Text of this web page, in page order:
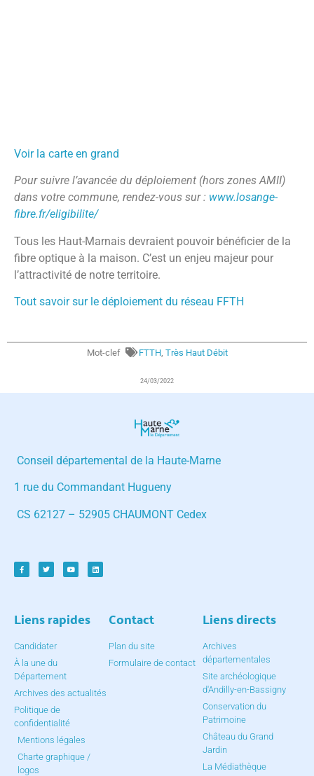
Voir la carte en grand
Pour suivre l’avancée du déploiement (hors zones AMII)
dans votre commune, rendez-vous sur : www.losange-
fibre.fr/eligibilite/
Tous les Haut-Marnais devraient pouvoir bénéficier de la
fibre optique à la maison. C’est un enjeu majeur pour
l’attractivité de notre territoire.
Tout savoir sur le déploiement du réseau FFTH
Mot-clef FTTH, Très Haut Débit
24/03/2022
Conseil départemental de la Haute-Marne
1 rue du Commandant Hugueny
CS 62127 – 52905 CHAUMONT Cedex
Liens rapides
Candidater
À la une du
Département
Archives des actualités
Politique de
confidentialité
Mentions légales
Charte graphique /
logos
Contact
Plan du site
Formulaire de contact
Liens directs
Archives
départementales
Site archéologique
d'Andilly-en-Bassigny
Conservation du
Patrimoine
Château du Grand
Jardin
La Médiathèque